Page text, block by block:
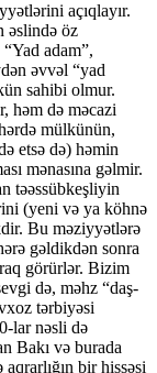
açıqlayır.
əslində öz
adam”,
əvvəl “yad
sahibi olmur.
həm də məcazi
mülkünün,
etsə də) həmin
mənasına gəlmir.
təəssübkeşliyin
(yeni və ya köhnə
Bu məziyyətlərə
gəldikdən sonra
görürlər. Bizim
də, məhz “daş-
tərbiyəsi
lar nəsli də
Bakı və burada
bir hissəsi